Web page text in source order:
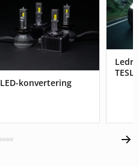
LED-konvertering